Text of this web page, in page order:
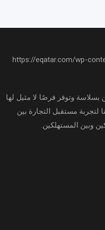
وتوفر فرصًا لا مثيل لها
لتجربة مستقبل التجارة بين
وبين المستهلكين.